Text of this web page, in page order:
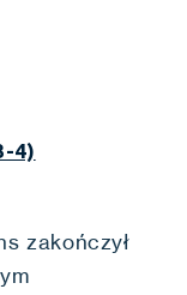
4)
zakończył